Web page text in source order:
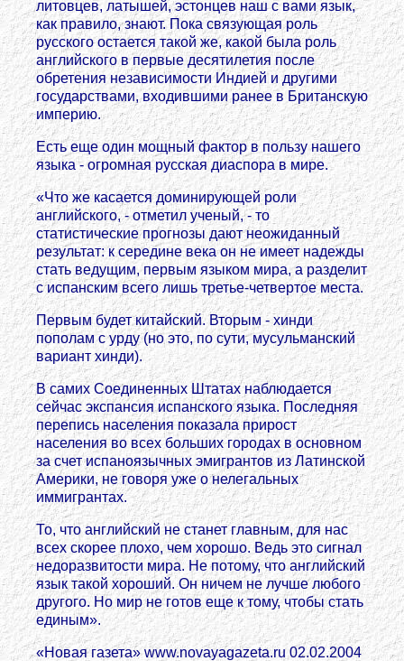
литовцев, латышей, эстонцев наш с вами язык,
как правило, знают. Пока связующая роль
русского остается такой же, какой была роль
английского в первые десятилетия после
обретения независимости Индией и другими
государствами, входившими ранее в Британскую
империю.
Есть еще один мощный фактор в пользу нашего
языка - огромная русская диаспора в мире.
«Что же касается доминирующей роли
английского, - отметил ученый, - то
статистические прогнозы дают неожиданный
результат: к середине века он не имеет надежды
стать ведущим, первым языком мира, а разделит
с испанским всего лишь третье-четвертое места.
Первым будет китайский. Вторым - хинди
пополам с урду (но это, по сути, мусульманский
вариант хинди).
В самих Соединенных Штатах наблюдается
сейчас экспансия испанского языка. Последняя
перепись населения показала прирост
населения во всех больших городах в основном
за счет испаноязычных эмигрантов из Латинской
Америки, не говоря уже о нелегальных
иммигрантах.
То, что английский не станет главным, для нас
всех скорее плохо, чем хорошо. Ведь это сигнал
недоразвитости мира. Не потому, что английский
язык такой хороший. Он ничем не лучше любого
другого. Но мир не готов еще к тому, чтобы стать
единым».
«Новая газета» www.novayagazeta.ru 02.02.2004